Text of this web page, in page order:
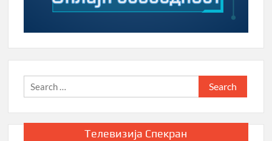
Search
for:
Телевизија Спекран